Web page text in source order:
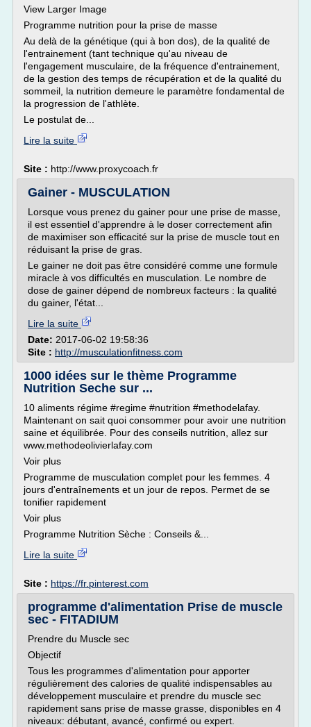
View Larger Image
Programme nutrition pour la prise de masse
Au delà de la génétique (qui à bon dos), de la qualité de
l'entrainement (tant technique qu'au niveau de
l'engagement musculaire, de la fréquence d'entrainement,
de la gestion des temps de récupération et de la qualité du
sommeil, la nutrition demeure le paramètre fondamental de
la progression de l'athlète.
Le postulat de...
Lire la suite
Site : http://www.proxycoach.fr
Gainer - MUSCULATION
Lorsque vous prenez du gainer pour une prise de masse,
il est essentiel d'apprendre à le doser correctement afin
de maximiser son efficacité sur la prise de muscle tout en
réduisant la prise de gras.
Le gainer ne doit pas être considéré comme une formule
miracle à vos difficultés en musculation. Le nombre de
dose de gainer dépend de nombreux facteurs : la qualité
du gainer, l'état...
Lire la suite
Date: 2017-06-02 19:58:36
Site : http://musculationfitness.com
1000 idées sur le thème Programme
Nutrition Seche sur ...
10 aliments régime #regime #nutrition #methodelafay.
Maintenant on sait quoi consommer pour avoir une nutrition
saine et équilibrée. Pour des conseils nutrition, allez sur
www.methodeolivierlafay.com
Voir plus
Programme de musculation complet pour les femmes. 4
jours d'entraînements et un jour de repos. Permet de se
tonifier rapidement
Voir plus
Programme Nutrition Sèche : Conseils &...
Lire la suite
Site : https://fr.pinterest.com
programme d'alimentation Prise de muscle
sec - FITADIUM
Prendre du Muscle sec
Objectif
Tous les programmes d'alimentation pour apporter
régulièrement des calories de qualité indispensables au
développement musculaire et prendre du muscle sec
rapidement sans prise de masse grasse, disponibles en 4
niveaux: débutant, avancé, confirmé ou expert.